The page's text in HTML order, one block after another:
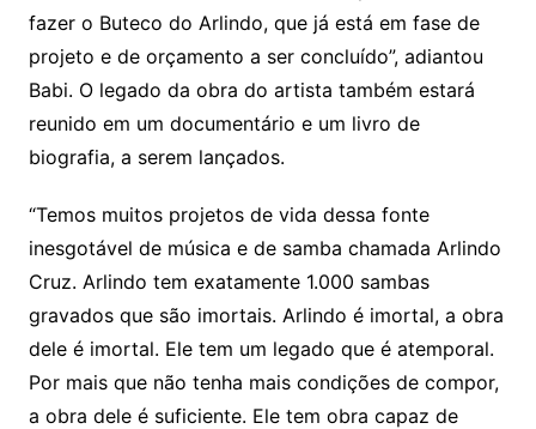
fazer o Buteco do Arlindo, que já está em fase de
projeto e de orçamento a ser concluído”, adiantou
Babi. O legado da obra do artista também estará
reunido em um documentário e um livro de
biografia, a serem lançados.
“Temos muitos projetos de vida dessa fonte
inesgotável de música e de samba chamada Arlindo
Cruz. Arlindo tem exatamente 1.000 sambas
gravados que são imortais. Arlindo é imortal, a obra
dele é imortal. Ele tem um legado que é atemporal.
Por mais que não tenha mais condições de compor,
a obra dele é suficiente. Ele tem obra capaz de